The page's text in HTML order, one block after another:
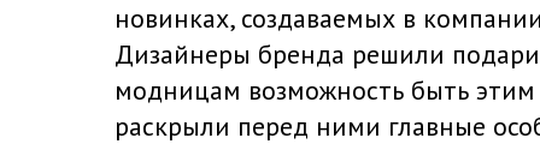
новинках, создаваемых в
Дизайнеры бренда решили
модницам возможность быть
раскрыли перед ними главные